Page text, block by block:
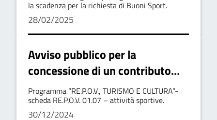
la scadenza per la richiesta di Buoni Sport.
28/02/2025
Avviso pubblico per la
concessione di un contributo
una tantum “Bonus attività
sportive”
Programma “RE.P.O.V., TURISMO E CULTURA”-
scheda RE.P.O.V. 01.07 – attività sportive.
30/12/2024